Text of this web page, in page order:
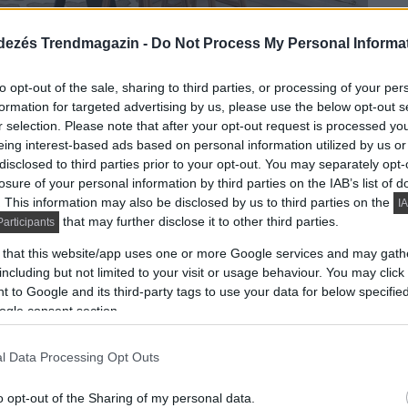
Trendmagazin - Do Not Process My Personal
opt-out of the sale, sharing to third parties, or processing of your
for targeted advertising by us, please use the below opt-out
selection. Please note that after your opt-out request is processed
interest-based ads based on personal information utilized by us
to third parties prior to your opt-out. You may separately
of your personal information by third parties on the IAB’s list of
This information may also be disclosed by us to third parties on the
that may further disclose it to other third parties.
that this website/app uses one or more Google services and may
but not limited to your visit or usage behaviour. You may
to Google and its third-party tags to use your data for below
consent section.
Data Processing Opt Outs
opt-out of the Sharing of my personal data.
is funkcionál, az otthoni munkahely a háló
a mennyezet borítására is használták, a
természetes fa textúrákkal, fehérrel.